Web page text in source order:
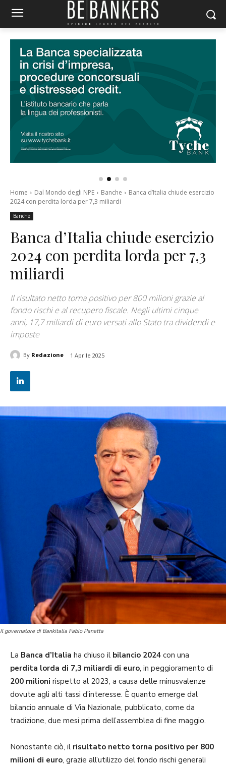
Home Dal Mondo degli NPE Banche
Banca d’Italia chiude esercizio
2024 con perdita lorda per 7,3 miliardi
Banche
Banca d’Italia chiude esercizio
2024 con perdita lorda per 7,3
miliardi
Il risultato netto torna positivo per 800 milioni grazie al
fondo rischi e al recupero fiscale. Negli ultimi cinque
anni, 17,7 miliardi di euro versati allo Stato tra dividendi e
imposte
By Redazione 1 Aprile 2025
Il governatore di Bankitalia Fabio Panetta
La Banca d’Italia ha chiuso il bilancio 2024 con una
perdita lorda di 7,3 miliardi di euro, in peggioramento di
200 milioni rispetto al 2023, a causa delle minusvalenze
dovute agli alti tassi d’interesse. È quanto emerge dal
bilancio annuale di Via Nazionale, pubblicato, come da
tradizione, due mesi prima dell’assemblea di fine maggio.
Nonostante ciò, il risultato netto torna positivo per 800
milioni di euro, grazie all’utilizzo del fondo rischi generali